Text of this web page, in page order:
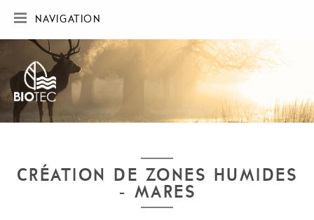
NAVIGATION
CARTE DES RÉALISATIONS
CONTACT
CRÉATION DE ZONES HUMIDES
- MARES